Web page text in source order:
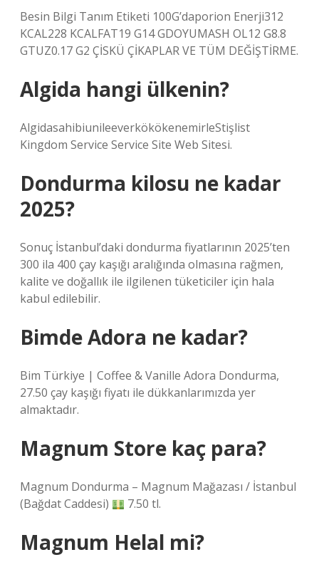
Besin Bilgi Tanım Etiketi 100G’daporion Enerji312
KCAL228 KCALFAT19 G14 GDOYUMASH OL12 G8.8
GTUZ0.17 G2 ÇİSKÜ ÇİKAPLAR VE TÜM DEĞİŞTİRME.
Algida hangi ülkenin?
AlgidasahibiunileeverkökökenemirleStişlist
Kingdom Service Service Site Web Sitesi.
Dondurma kilosu ne kadar
2025?
Sonuç İstanbul’daki dondurma fiyatlarının 2025’ten
300 ila 400 çay kaşığı aralığında olmasına rağmen,
kalite ve doğallık ile ilgilenen tüketiciler için hala
kabul edilebilir.
Bimde Adora ne kadar?
Bim Türkiye | Coffee & Vanille Adora Dondurma,
27.50 çay kaşığı fiyatı ile dükkanlarımızda yer
almaktadır.
Magnum Store kaç para?
Magnum Dondurma – Magnum Mağazası / İstanbul
(Bağdat Caddesi)
7.50 tl.
Magnum Helal mi?